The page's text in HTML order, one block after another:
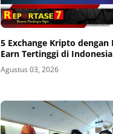
5 Exchange Kripto dengan
Earn Tertinggi di Indonesia
Agustus 03, 2026